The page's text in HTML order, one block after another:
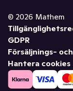
© 2026 Mathem
GDPR
Försäljnings-
Hantera cookies